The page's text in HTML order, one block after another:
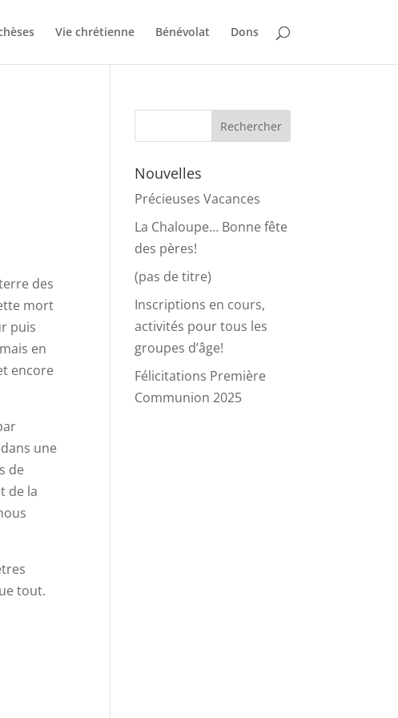
Vie chrétienne Bénévolat Dons
des
mort
puis
en
encore
une
de
de la
tout.
Nouvelles
Précieuses Vacances
La Chaloupe… Bonne fête
des pères!
(pas de titre)
Inscriptions en cours,
activités pour tous les
groupes d’âge!
Félicitations Première
Communion 2025